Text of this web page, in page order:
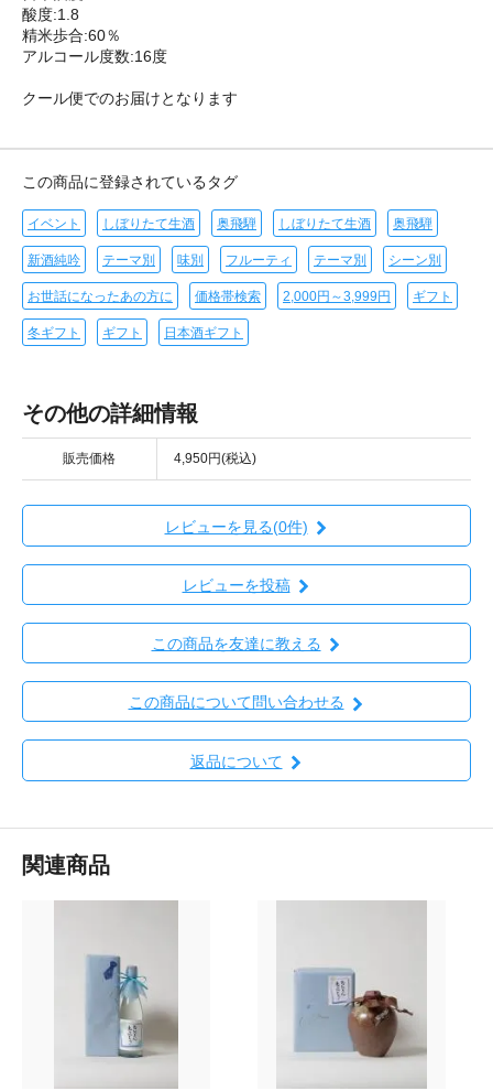
酸度:1.8
精米歩合:60％
アルコール度数:16度
クール便でのお届けとなります
この商品に登録されているタグ
イベント しぼりたて生酒 奥飛騨 しぼりたて生酒 奥飛騨
新酒純吟 テーマ別 味別 フルーティ テーマ別 シーン別
お世話になったあの方に 価格帯検索 2,000円～3,999円 ギフト
冬ギフト ギフト 日本酒ギフト
その他の詳細情報
販売価格 4,950円(税込)
レビューを見る(0件)
レビューを投稿
この商品を友達に教える
この商品について問い合わせる
返品について
関連商品